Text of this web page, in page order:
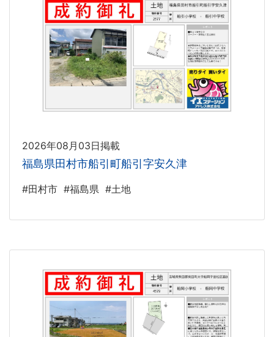
2026年08月03日掲載
福島県田村市船引町船引字安久津
#田村市 #福島県 #土地